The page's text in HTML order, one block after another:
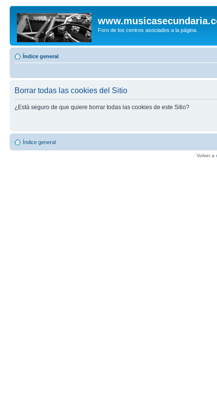
Foro de los centros asociados a la página.
Índice general
Borrar todas las cookies del Sitio
¿Está seguro de que quiere borrar todas las cookies de este Sitio?
Índice general
Volver a